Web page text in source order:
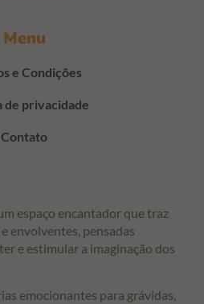
espaço encantador que traz
envolventes, pensadas
e estimular a imaginação dos
emocionantes para grávidas,
Menu
e Condições
de privacidade
Contato